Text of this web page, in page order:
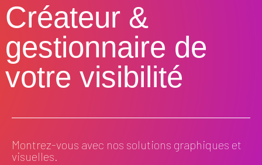
Créateur &
gestionnaire de
votre visibilité​
Montrez-vous avec nos solutions graphiques et
visuelles.